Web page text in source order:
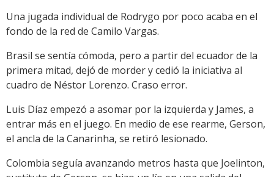
Una jugada individual de Rodrygo por poco acaba en el
fondo de la red de Camilo Vargas.
Brasil se sentía cómoda, pero a partir del ecuador de la
primera mitad, dejó de morder y cedió la iniciativa al
cuadro de Néstor Lorenzo. Craso error.
Luis Díaz empezó a asomar por la izquierda y James, a
entrar más en el juego. En medio de ese rearme, Gerson,
el ancla de la Canarinha, se retiró lesionado.
Colombia seguía avanzando metros hasta que Joelinton,